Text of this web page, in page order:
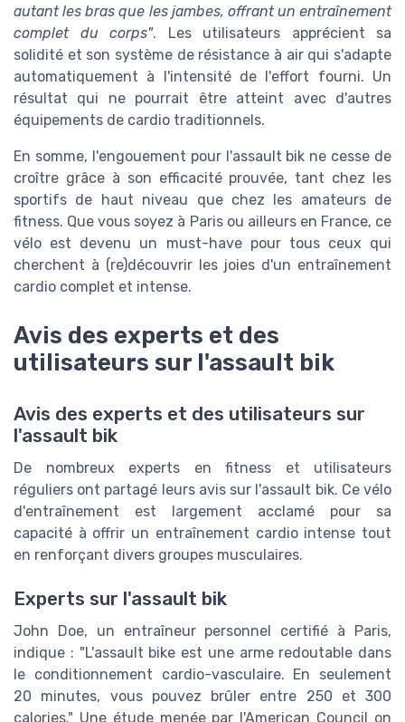
autant les bras que les jambes, offrant un entraînement
complet du corps". Les utilisateurs apprécient sa
solidité et son système de résistance à air qui s'adapte
automatiquement à l'intensité de l'effort fourni. Un
résultat qui ne pourrait être atteint avec d'autres
équipements de cardio traditionnels.
En somme, l'engouement pour l'assault bik ne cesse de
croître grâce à son efficacité prouvée, tant chez les
sportifs de haut niveau que chez les amateurs de
fitness. Que vous soyez à Paris ou ailleurs en France, ce
vélo est devenu un must-have pour tous ceux qui
cherchent à (re)découvrir les joies d'un entraînement
cardio complet et intense.
Avis des experts et des
utilisateurs sur l'assault bik
Avis des experts et des utilisateurs sur
l'assault bik
De nombreux experts en fitness et utilisateurs
réguliers ont partagé leurs avis sur l'assault bik. Ce vélo
d'entraînement est largement acclamé pour sa
capacité à offrir un entraînement cardio intense tout
en renforçant divers groupes musculaires.
Experts sur l'assault bik
John Doe, un entraîneur personnel certifié à Paris,
indique : "L'assault bike est une arme redoutable dans
le conditionnement cardio-vasculaire. En seulement
20 minutes, vous pouvez brûler entre 250 et 300
calories." Une étude menée par l'American Council on